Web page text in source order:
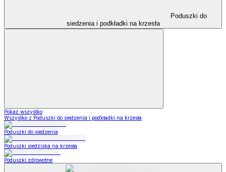
Poduszki do
siedzenia i podkładki na krzesła
Pokaż wszystko
Wszystko z Poduszki do siedzenia i podkładki na krzesła
Poduszki do siedzenia
Poduszki siedziska na krzesła
Poduszki zdrowotne